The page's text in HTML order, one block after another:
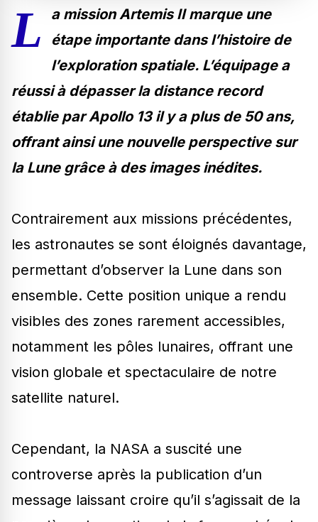
L
a mission Artemis II marque une
étape importante dans l’histoire de
l’exploration spatiale. L’équipage a
réussi à dépasser la distance record
établie par Apollo 13 il y a plus de 50 ans,
offrant ainsi une nouvelle perspective sur
la Lune grâce à des images inédites.
Contrairement aux missions précédentes,
les astronautes se sont éloignés davantage,
permettant d’observer la Lune dans son
ensemble. Cette position unique a rendu
visibles des zones rarement accessibles,
notamment les pôles lunaires, offrant une
vision globale et spectaculaire de notre
satellite naturel.
Cependant, la NASA a suscité une
controverse après la publication d’un
message laissant croire qu’il s’agissait de la